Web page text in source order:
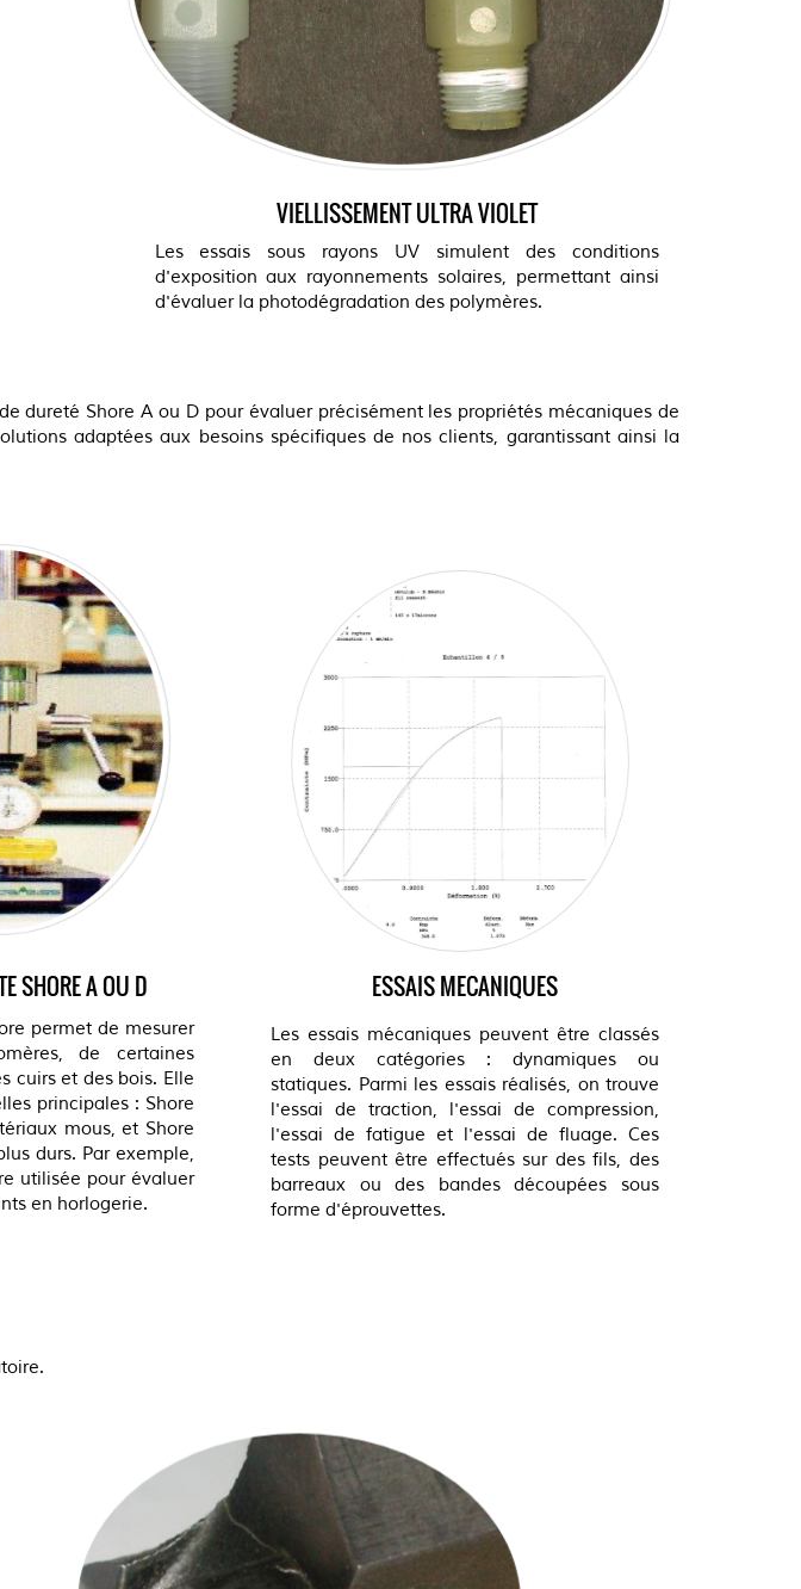
VIELLISSEMENT ULTRA VIOLET
Les essais sous rayons UV simulent des conditions
d'exposition aux rayonnements solaires, permettant ainsi
d'évaluer la photodégradation des polymères.
dureté Shore A ou D pour évaluer précisément les propriétés mécaniques de
adaptées aux besoins spécifiques de nos clients, garantissant ainsi la
SHORE A OU D
permet de mesurer
de certaines
cuirs et des bois. Elle
principales : Shore
mous, et Shore
durs. Par exemple,
utilisée pour évaluer
en horlogerie.
ESSAIS MECANIQUES
Les essais mécaniques peuvent être classés
en deux catégories : dynamiques ou
statiques. Parmi les essais réalisés, on trouve
l'essai de traction, l'essai de compression,
l'essai de fatigue et l'essai de fluage. Ces
tests peuvent être effectués sur des fils, des
barreaux ou des bandes découpées sous
forme d'éprouvettes.